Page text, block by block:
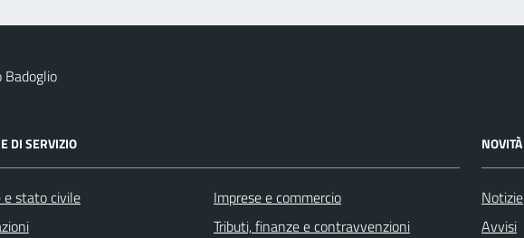
Badoglio
DI SERVIZIO
e stato civile
Imprese e commercio
Tributi, finanze e contravvenzioni
NOVITÀ
Notizie
Avvisi